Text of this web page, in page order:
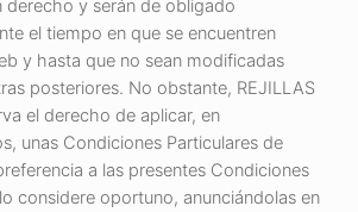
derecho y serán de obligado
el tiempo en que se encuentren
y hasta que no sean modificadas
posteriores. No obstante, REJILLAS
el derecho de aplicar, en
unas Condiciones Particulares de
a las presentes Condiciones
considere oportuno, anunciándolas en